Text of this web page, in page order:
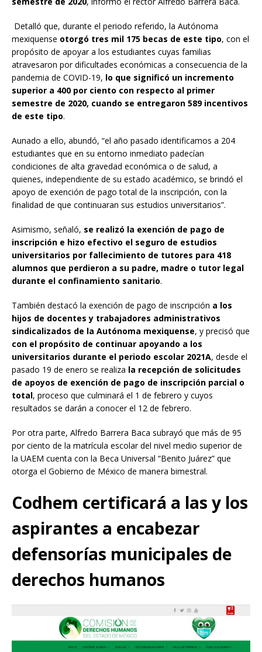
Detalló que, durante el periodo referido, la Autónoma
mexiquense otorgó tres mil 175 becas de este tipo, con el
propósito de apoyar a los estudiantes cuyas familias
atravesaron por dificultades económicas a consecuencia de la
pandemia de COVID-19, lo que significó un incremento
superior a 400 por ciento con respecto al primer
semestre de 2020, cuando se entregaron 589 incentivos
de este tipo.
Aunado a ello, abundó, “el año pasado identificamos a 204
estudiantes que en su entorno inmediato padecían
condiciones de alta gravedad económica o de salud, a
quienes, independiente de su estado académico, se brindó el
apoyo de exención de pago total de la inscripción, con la
finalidad de que continuaran sus estudios universitarios”.
Asimismo, señaló, se realizó la exención de pago de
inscripción e hizo efectivo el seguro de estudios
universitarios por fallecimiento de tutores para 418
alumnos que perdieron a su padre, madre o tutor legal
durante el confinamiento sanitario.
También destacó la exención de pago de inscripción a los
hijos de docentes y trabajadores administrativos
sindicalizados de la Autónoma mexiquense, y precisó que
con el propósito de continuar apoyando a los
universitarios durante el periodo escolar 2021A, desde el
pasado 19 de enero se realiza la recepción de solicitudes
de apoyos de exención de pago de inscripción parcial o
total, proceso que culminará el 1 de febrero y cuyos
resultados se darán a conocer el 12 de febrero.
Por otra parte, Alfredo Barrera Baca subrayó que más de 95
por ciento de la matrícula escolar del nivel medio superior de
la UAEM cuenta con la Beca Universal “Benito Juárez” que
otorga el Gobierno de México de manera bimestral.
Codhem certificará a las y los
aspirantes a encabezar
defensorías municipales de
derechos humanos